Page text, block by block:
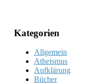
Kategorien
Allgemein
Atheismus
Aufklärung
Bücher